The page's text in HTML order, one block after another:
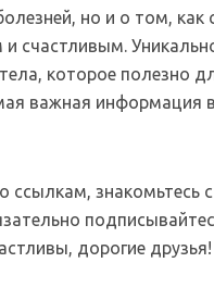
но и о том, как
счастливым.
которое полезно
важная информация
ссылкам, знакомьтесь
дорогие друзья!